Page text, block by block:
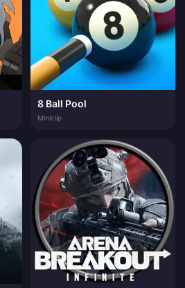
8 Ball Pool
Miniclip